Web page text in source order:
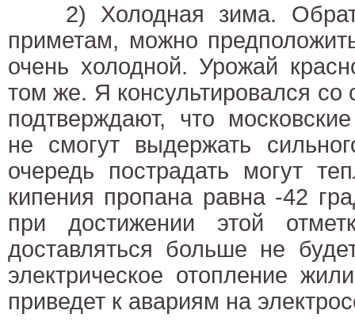
2) Холодная зима.
приметам, можно
очень холодной. Урожай
том же. Я консультировался со
подтверждают, что
не смогут выдержать
очередь пострадать могут
кипения пропана равна -42
при достижении этой
доставляться больше не
электрическое отопление
приведет к авариям на